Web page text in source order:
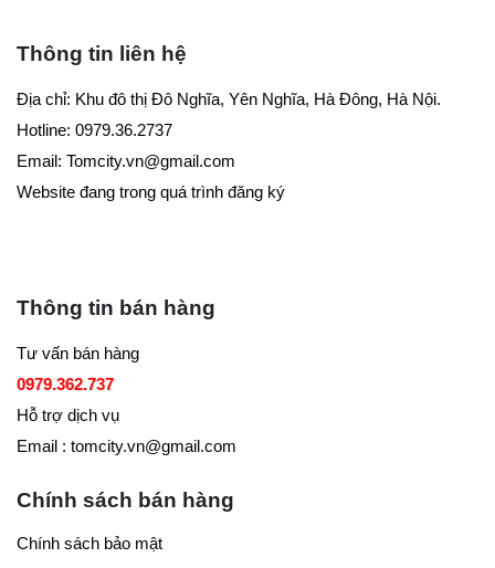
Thông tin liên hệ
Địa chỉ: Khu đô thị Đô Nghĩa, Yên Nghĩa, Hà Đông, Hà Nội.
Hotline: 0979.36.2737
Email: Tomcity.vn@gmail.com
Website đang trong quá trình đăng ký
Thông tin bán hàng
Tư vấn bán hàng
0979.362.737
Hỗ trợ dịch vụ
Email : tomcity.vn@gmail.com
Chính sách bán hàng
Chính sách bảo mật